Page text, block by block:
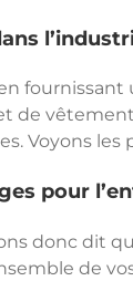
de
Voyons
pour
donc dit
de